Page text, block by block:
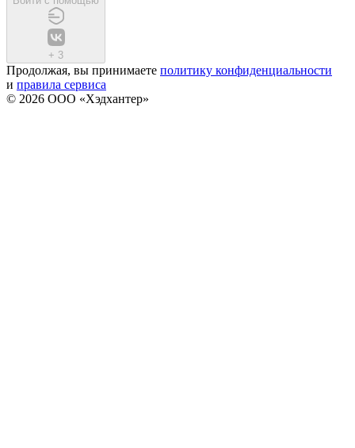
+ 3
Продолжая, вы принимаете политику конфиденциальности
и правила сервиса
© 2026 ООО «Хэдхантер»